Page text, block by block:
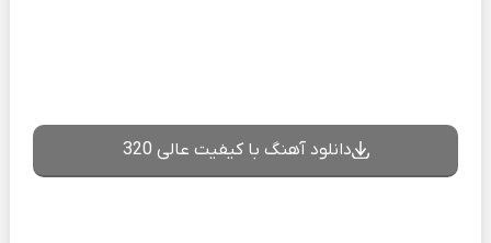
دانلود آهنگ با کیفیت عالی 320